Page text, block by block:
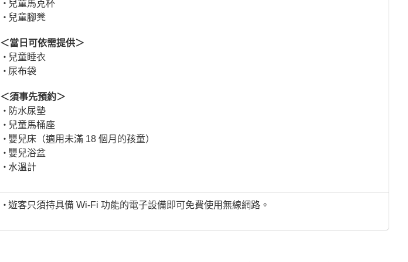
兒童馬克杯
兒童腳凳
＜當日可依需提供＞
兒童睡衣
尿布袋
＜須事先預約＞
防水尿墊
兒童馬桶座
嬰兒床（適用未滿 18 個月的孩童）
嬰兒浴盆
水溫計
遊客只須持具備 Wi-Fi 功能的電子設備即可免費使用無線網路。